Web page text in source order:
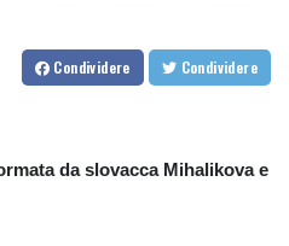
Condividere Condividere
da slovacca Mihalikova e